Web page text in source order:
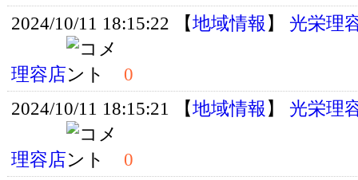
2024/10/11 18:15:22 【地域情報】 光栄理
理容店
0
2024/10/11 18:15:21 【地域情報】 光栄理
理容店
0